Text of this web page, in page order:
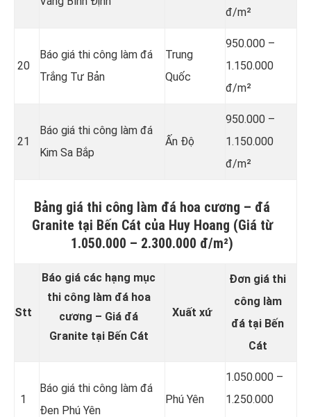
đ/m²
20
Báo giá thi công làm đá
Trắng Tư Bản
Trung
Quốc
950.000 –
1.150.000
đ/m²
21
Báo giá thi công làm đá
Kim Sa Bắp
Ấn Độ
950.000 –
1.150.000
đ/m²
Bảng giá thi công làm đá hoa cương – đá
Granite tại Bến Cát của Huy Hoang (Giá từ
1.050.000 – 2.300.000 đ/m²)
Stt
Báo giá các hạng mục
thi công làm đá hoa
cương – Giá đá
Granite tại Bến Cát
Xuất xứ
Đơn giá thi
công làm
đá tại Bến
Cát
1
Báo giá thi công làm đá
Đen Phú Yên
Phú Yên
1.050.000 –
1.250.000